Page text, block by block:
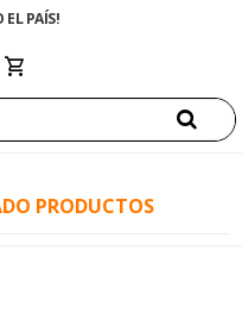
EL PAÍS!
PRODUCTOS